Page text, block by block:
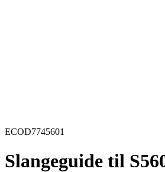
ECOD7745601
Slangeguide til